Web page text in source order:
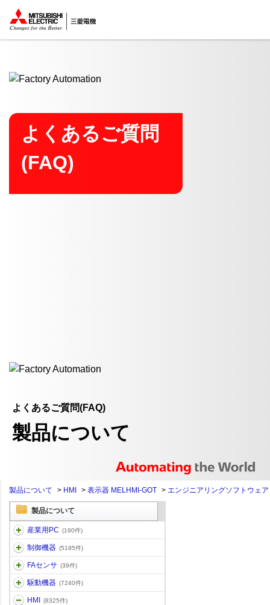
ここから本文
よくあるご質問
(FAQ)
よくあるご質問(FAQ)
製品について
製品について > HMI > 表示器 MELHMI-GOT > エンジニアリングソフトウェア
製品について
産業用PC (190件)
制御機器 (5195件)
FAセンサ (39件)
駆動機器 (7240件)
HMI (8325件)